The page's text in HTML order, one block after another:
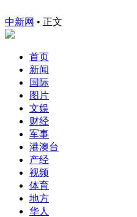
中新网 • 正文
首页
新闻
国际
图片
文娱
财经
军事
港澳台
产经
视频
体育
地方
华人